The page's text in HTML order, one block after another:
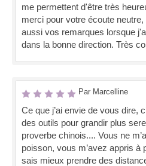
me permettent d'être très
merci pour votre écoute
aussi vos remarques lorsque
dans la bonne direction. Très
Par Marcelline
Ce que j’ai envie de vous dire,
des outils pour grandir plus
proverbe chinois.... Vous ne
poisson, vous m’avez appris à
sais mieux prendre des